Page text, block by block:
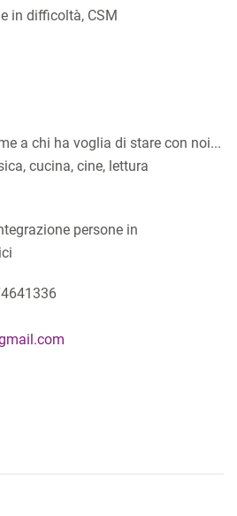
in difficoltà, CSM
a chi ha voglia di stare con noi...
cucina, cine, lettura
persone in